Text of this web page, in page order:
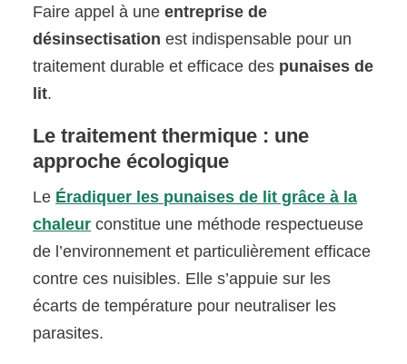
Faire appel à uneentreprise de
désinsectisation est indispensable pour un
traitement durable et efficace des punaises de
lit.
Le traitement thermique : une
approche écologique
Le Éradiquer les punaises de lit grâce à la
chaleur constitue une méthode respectueuse
de l’environnement et particulièrement efficace
contre ces nuisibles. Elle s’appuie sur les
écarts de température pour neutraliser les
parasites.